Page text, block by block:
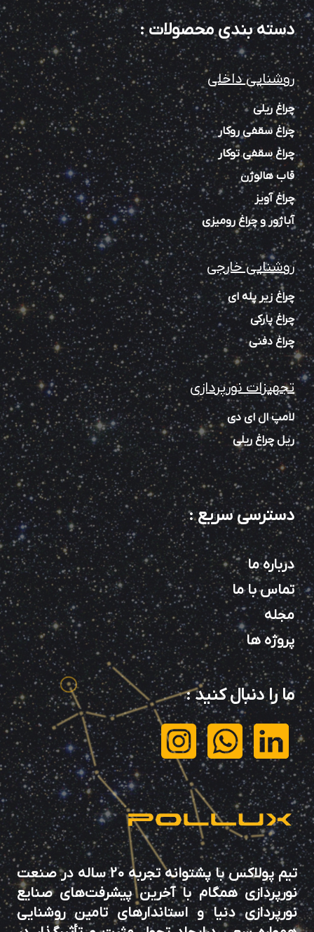
دسته بندی محصولات:
روشنایی داخلی
چراغ ریلی
چراغ سقفی روکار
چراغ سقفی توکار
قاب هالوژن
چراغ آویز
آباژور و چراغ رومیزی
روشنایی خارجی
چراغ زیر پله‌ ای
چراغ پارکی
چراغ دفنی
تجهیزات نورپردازی
لامپ ال ای دی
ریل چراغ ریلی
دسترسی سریع:
درباره ما
تماس با ما
مجله
پروژه ها
ما را دنبال کنید:
تیم پولاکس با پشتوانه تجربه 20 ساله در صنعت
نورپردازی همگام با آخرین پیشرفت‌های صنایع
نورپردازی دنیا و استاندارهای تامین روشنایی